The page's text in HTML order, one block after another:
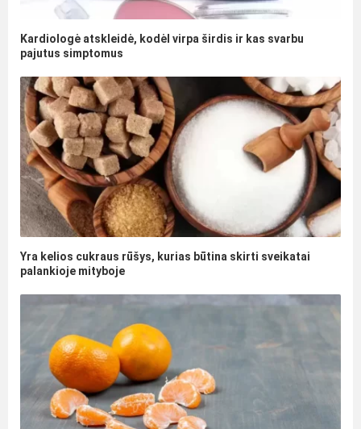
Kardiologė atskleidė, kodėl virpa širdis ir kas svarbu
pajutus simptomus
Yra kelios cukraus rūšys, kurias būtina skirti sveikatai
palankioje mityboje